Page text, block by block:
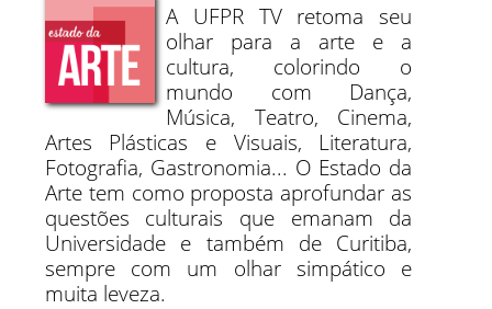
A UFPR TV retoma seu
olhar para a arte e a
cultura, colorindo o
mundo com Dança,
Música, Teatro, Cinema,
Artes Plásticas e Visuais, Literatura,
Fotografia, Gastronomia... O Estado da
Arte tem como proposta aprofundar as
questões culturais que emanam da
Universidade e também de Curitiba,
sempre com um olhar simpático e
muita leveza.